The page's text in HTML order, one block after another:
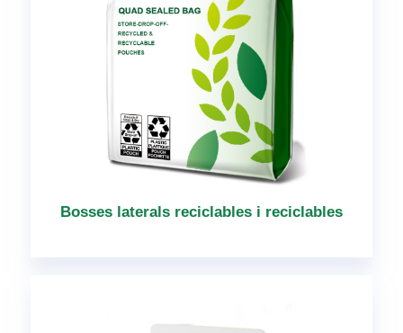
Bosses laterals reciclables i reciclables